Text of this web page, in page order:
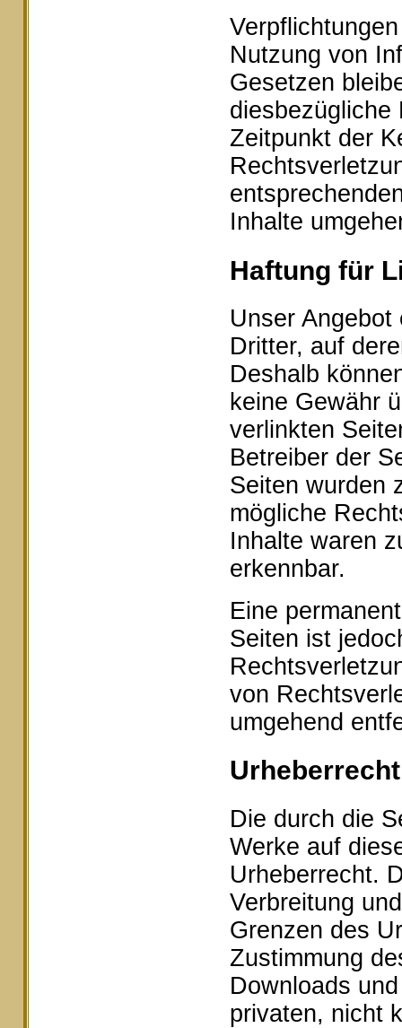
Nutzung von
Gesetzen
diesbezügliche
Zeitpunkt der
Inhalte
Haftung für
Unser
Dritter, auf
Deshalb
keine Gewähr
verlinkten
Betreiber der
Seiten wurden
mögliche
Inhalte waren
erkennbar.
Eine
Seiten ist
von
umgehend
Urheberrecht
Die durch die
Werke auf
Urheberrecht.
Verbreitung
Grenzen des
Zustimmung
Downloads
privaten, nicht